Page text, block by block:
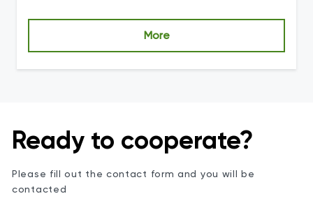
More
Ready to cooperate?
Please fill out the contact form and you will be
contacted